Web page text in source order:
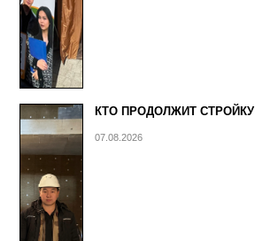
КТО ПРОДОЛЖИТ СТРОЙКУ
07.08.2026